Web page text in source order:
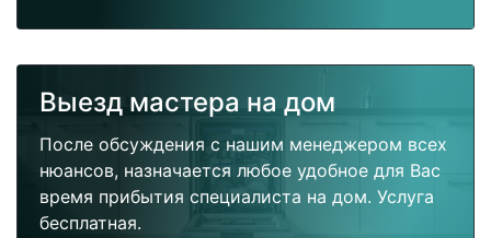
Выезд мастера на дом
После обсуждения с нашим менеджером всех
нюансов, назначается любое удобное для Вас
время прибытия специалиста на дом. Услуга
бесплатная.